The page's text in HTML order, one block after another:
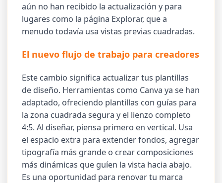
aún no han recibido la actualización y para
lugares como la página Explorar, que a
menudo todavía usa vistas previas cuadradas.
El nuevo flujo de trabajo para creadores
Este cambio significa actualizar tus plantillas
de diseño. Herramientas como Canva ya se han
adaptado, ofreciendo plantillas con guías para
la zona cuadrada segura y el lienzo completo
4:5. Al diseñar, piensa primero en vertical. Usa
el espacio extra para extender fondos, agregar
tipografía más grande o crear composiciones
más dinámicas que guíen la vista hacia abajo.
Es una oportunidad para renovar tu marca